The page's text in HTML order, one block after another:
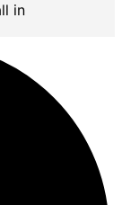
in